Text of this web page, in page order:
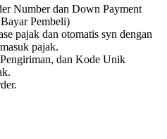
Number dan Down Payment
Pembeli)
pajak dan otomatis syn dengan
pajak.
dan Kode Unik